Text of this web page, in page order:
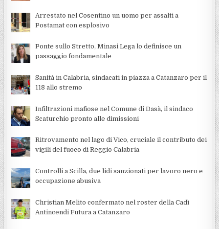
Arrestato nel Cosentino un uomo per assalti a
Postamat con esplosivo
Ponte sullo Stretto, Minasi Lega lo definisce un
passaggio fondamentale
Sanità in Calabria, sindacati in piazza a Catanzaro per il
118 allo stremo
Infiltrazioni mafiose nel Comune di Dasà, il sindaco
Scaturchio pronto alle dimissioni
Ritrovamento nel lago di Vico, cruciale il contributo dei
vigili del fuoco di Reggio Calabria
Controlli a Scilla, due lidi sanzionati per lavoro nero e
occupazione abusiva
Christian Melito confermato nel roster della Cadì
Antincendi Futura a Catanzaro